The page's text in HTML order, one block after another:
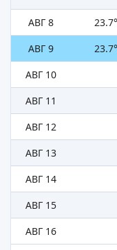
АВГ 8
АВГ 9
АВГ 10
АВГ 11
АВГ 12
АВГ 13
АВГ 14
АВГ 15
АВГ 16